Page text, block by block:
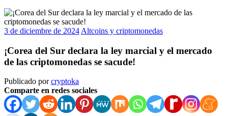
3 de diciembre de 2024 Altcoins y criptomonedas
¡Corea del Sur declara la ley marcial y el mercado
de las criptomonedas se sacude!
Publicado porcryptoka
Comparte en redes sociales